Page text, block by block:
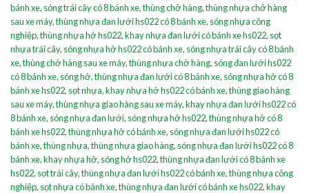
bánh xe, sóng trái cây có 8 bánh xe,thùng chở hàng,thùng nhựa chở hàng
sau xe máy,thùng nhựa đan lưới hs022 có 8 bánh xe, sóng nhựa công
nghiệp,thùng nhựa hở hs022,khay nhựa đan lưới có bánh xe hs022, sọt
nhựa trái cây, sóng nhựa hở hs022 có bánh xe, sóng nhựa trái cây có 8 bánh
xe,thùng chở hàng sau xe máy,thùng nhựa chở hàng, sóng đan lưới hs022
có 8 bánh xe, sóng hở,thùng nhựa đan lưới có 8 bánh xe, sóng nhựa hở có 8
bánh xe hs022, sọt nhựa,khay nhựa hở hs022 có bánh xe,thùng giao hàng
sau xe máy,thùng nhựa giao hàng sau xe máy,khay nhựa đan lưới hs022 có
8 bánh xe, sóng nhựa đan lưới, sóng nhựa hở hs022,thùng nhựa hở có 8
bánh xe hs022,thùng nhựa hở có bánh xe, sóng nhựa đan lưới hs022 có
bánh xe,thùng nhựa,thùng nhựa giao hàng, sóng nhựa đan lưới hs022 có 8
bánh xe,khay nhựa hở, sóng hở hs022,thùng nhựa đan lưới có 8 bánh xe
hs022, sọt trái cây,thùng nhựa đan lưới hs022 có bánh xe,thùng nhựa công
nghiệp, sọt nhựa có bánh xe,thùng nhựa đan lưới có bánh xe hs022,khay